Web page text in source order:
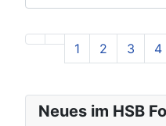
Neues im HSB
1 2 3 4